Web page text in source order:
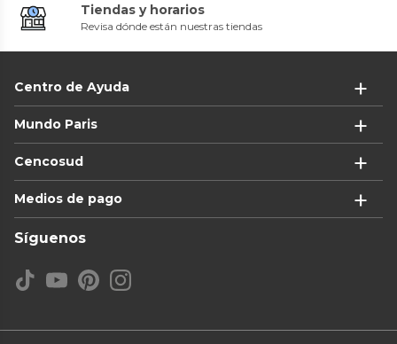
Tiendas y horarios
Revisa dónde están nuestras tiendas
Centro de Ayuda
Mundo Paris
Cencosud
Medios de pago
Síguenos